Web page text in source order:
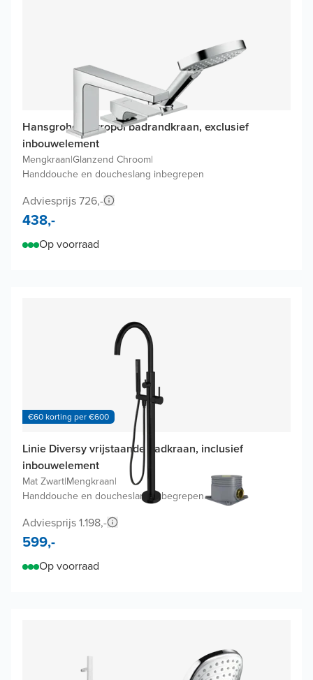
Hansgrohe Metropol badrandkraan, exclusief
inbouwelement
Mengkraan|Glanzend Chroom|
Handdouche en doucheslang inbegrepen
Adviesprijs 726,-
438,-
Op voorraad
€60 korting per €600
Linie Diversy vrijstaande badkraan, inclusief
inbouwelement
Mat Zwart|Mengkraan|
Handdouche en doucheslang inbegrepen
Adviesprijs 1.198,-
599,-
Op voorraad